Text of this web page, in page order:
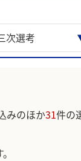
みのほか31件の